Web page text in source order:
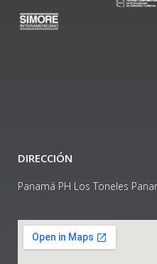
DIRECCIÓN
Panamá PH Los Toneles